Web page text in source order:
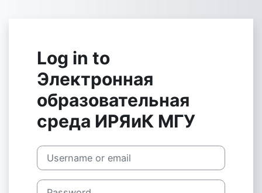
Log in to
Электронная
образовательная
среда ИРЯиК МГУ
Username or email
Password